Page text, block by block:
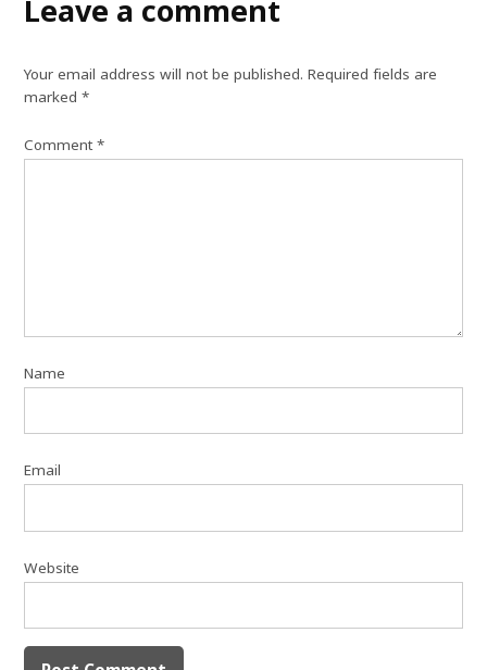
Leave a comment
Your email address will not be published. Required fields are
marked*
Comment*
Name
Email
Website